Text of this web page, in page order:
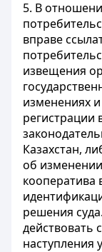
5. В
вправе
извещения
изменениях
регистрации
Казахстан,
об
кооператива
решения
действовать
наступления